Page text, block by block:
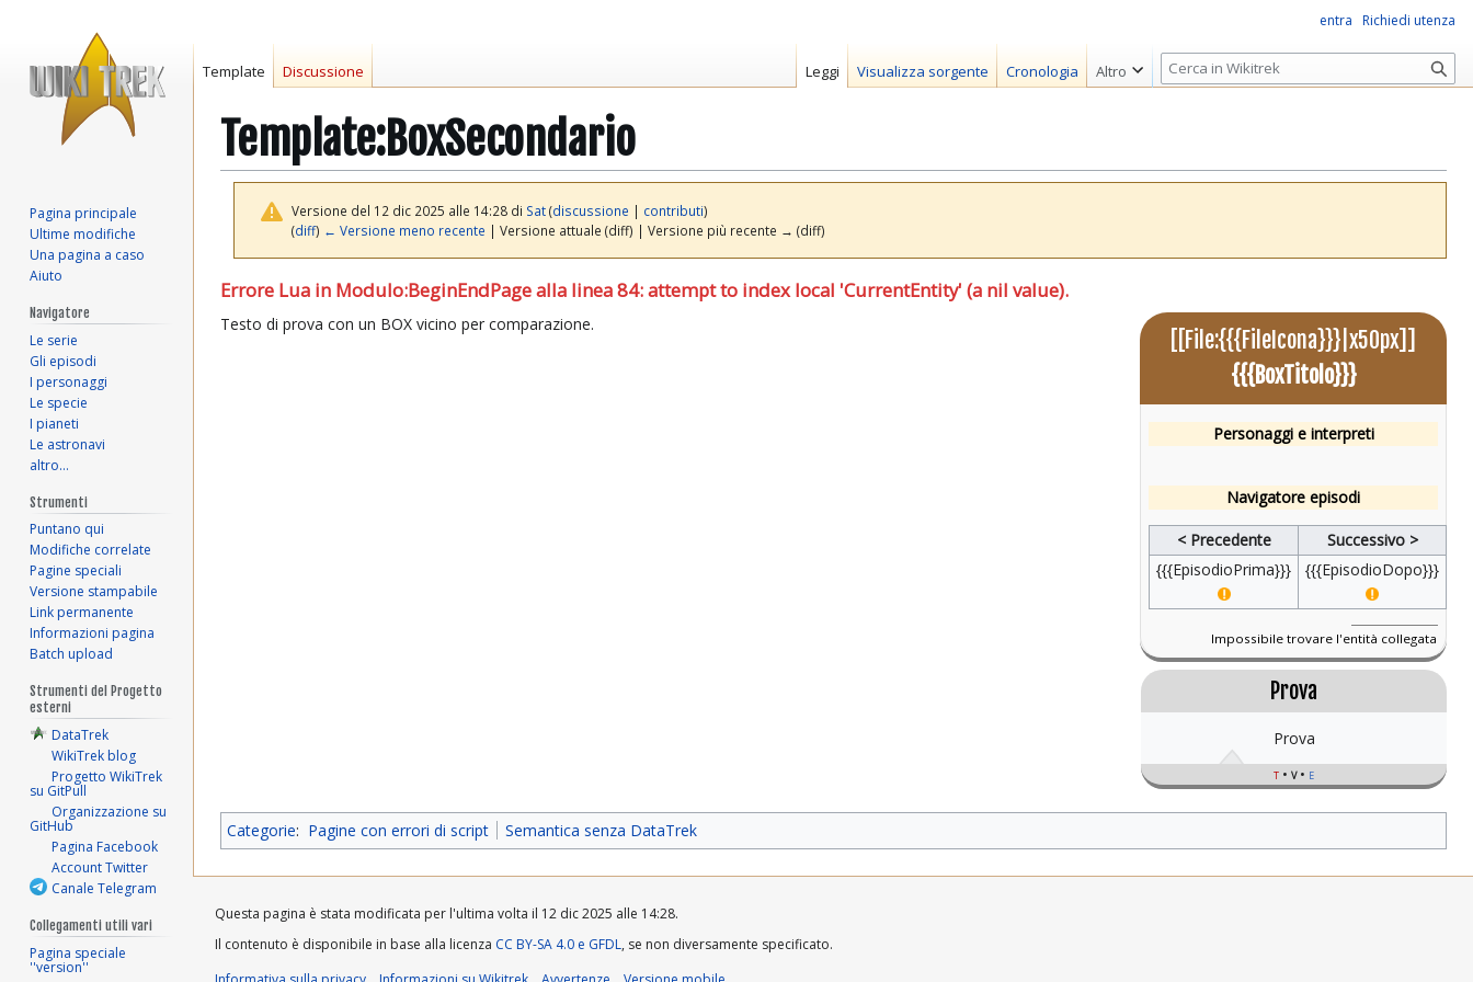
Template:BoxSecondario
Versione del 12 dic 2025 alle 14:28 di Sat (discussione | contributi)
(diff) ← Versione meno recente | Versione attuale (diff) | Versione più recente → (diff)
Vai
navigazione
Vai
ricerca
Errore Lua in Modulo:BeginEndPage alla linea 84: attempt to index local 'CurrentEntity' (a nil value).
[[File:{{{FileIcona}}}|x50px]]
{{{BoxTitolo}}}
Personaggi e interpreti
Navigatore episodi
< Precedente
Successivo >
{{{EpisodioPrima}}}
{{{EpisodioDopo}}}
Impossibile trovare l'entità collegata
Prova
Prova
t v e
Testo di prova con un BOX vicino per comparazione.
Categorie: Pagine con errori di script Semantica senza DataTrek
entra Richiedi utenza
Template Discussione Leggi Visualizza sorgente Cronologia Altro
R
i
r
Pagina principale
Ultime modifiche
Una pagina a caso
Aiuto
Navigatore
Le serie
Gli episodi
I personaggi
Le specie
I pianeti
Le astronavi
altro…
Strumenti
Puntano qui
Modifiche correlate
Pagine speciali
Versione stampabile
Link permanente
Informazioni pagina
Batch upload
Strumenti del Progetto
esterni
DataTrek
WikiTrek blog
Progetto WikiTrek
su GitPull
Organizzazione su
GitHub
Pagina Facebook
Account Twitter
Canale Telegram
Collegamenti utili vari
Pagina speciale
''version''
Questa pagina è stata modificata per l'ultima volta il 12 dic 2025 alle 14:28.
Il contenuto è disponibile in base alla licenza CC BY-SA 4.0 e GFDL, se non diversamente specificato.